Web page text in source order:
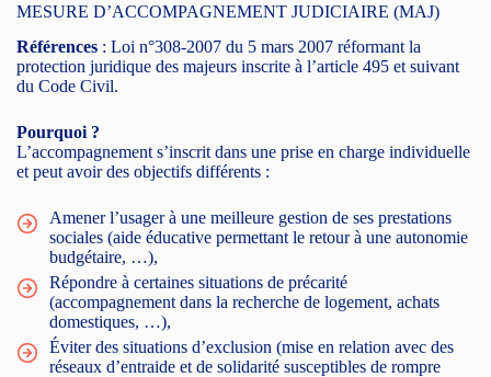
MESURE D’ACCOMPAGNEMENT JUDICIAIRE (MAJ)
Références : Loi n°308-2007 du 5 mars 2007 réformant la
protection juridique des majeurs inscrite à l’article 495 et suivant
du Code Civil.
Pourquoi ?
L’accompagnement s’inscrit dans une prise en charge individuelle
et peut avoir des objectifs différents :
Amener l’usager à une meilleure gestion de ses prestations
sociales (aide éducative permettant le retour à une autonomie
budgétaire, …),
Répondre à certaines situations de précarité
(accompagnement dans la recherche de logement, achats
domestiques, …),
Éviter des situations d’exclusion (mise en relation avec des
réseaux d’entraide et de solidarité susceptibles de rompre